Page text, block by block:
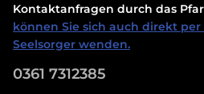
Kontaktanfragen durch das
können Sie sich auch direkt
Seelsorger wenden.
0361 7312385